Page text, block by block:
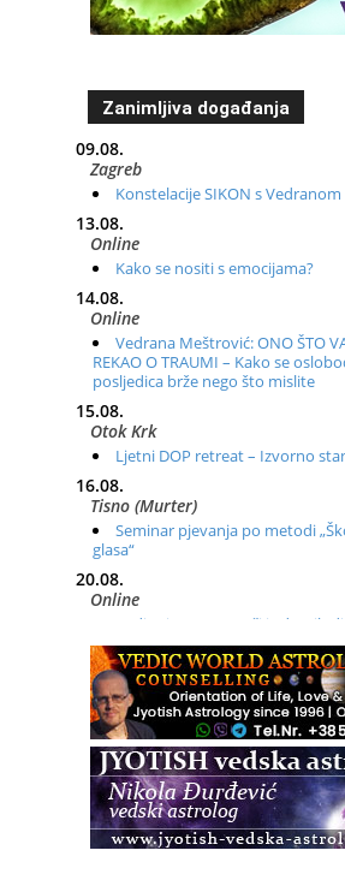
Zanimljiva događanja
09.08.
Zagreb
Konstelacije SIKON s
13.08.
Online
Kako se nositi s emocijama?
14.08.
Online
Vedrana Meštrović: ONO ŠTO
REKAO O TRAUMI – Kako se
posljedica brže nego što mislite
15.08.
Otok Krk
Ljetni DOP retreat – Izvorno
16.08.
Tisno (Murter)
Seminar pjevanja po metodi
glasa“
20.08.
Online
Radionica: Pomagači iz drugih
otvoreno za sve
21.08.
Zagreb+Online
Osnovni ThetaHealing® tečaj,
22.08.
Zagreb
Osnovna radionica za
Pranic Healing course)
Pula